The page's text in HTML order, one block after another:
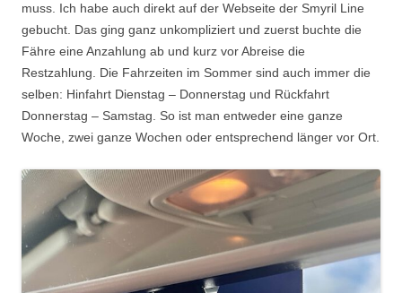
muss. Ich habe auch direkt auf der Webseite der Smyril Line
gebucht. Das ging ganz unkompliziert und zuerst buchte die
Fähre eine Anzahlung ab und kurz vor Abreise die
Restzahlung. Die Fahrzeiten im Sommer sind auch immer die
selben: Hinfahrt Dienstag – Donnerstag und Rückfahrt
Donnerstag – Samstag. So ist man entweder eine ganze
Woche, zwei ganze Wochen oder entsprechend länger vor Ort.